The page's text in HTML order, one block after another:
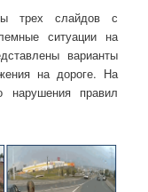
трех слайдов с
ситуации на
варианты
на дороге. На
нарушения правил